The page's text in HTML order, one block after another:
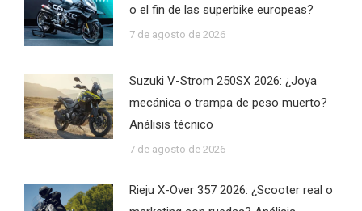
o el fin de las superbike europeas?
7 de agosto de 2026
Suzuki V-Strom 250SX 2026: ¿Joya
mecánica o trampa de peso muerto?
Análisis técnico
7 de agosto de 2026
Rieju X-Over 357 2026: ¿Scooter real o